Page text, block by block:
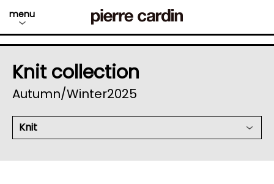
menu
Knit collection
Autumn/Winter2025
Knit